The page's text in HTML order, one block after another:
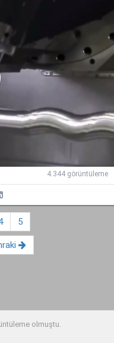
4.344 görüntüleme
5
olmuştu.